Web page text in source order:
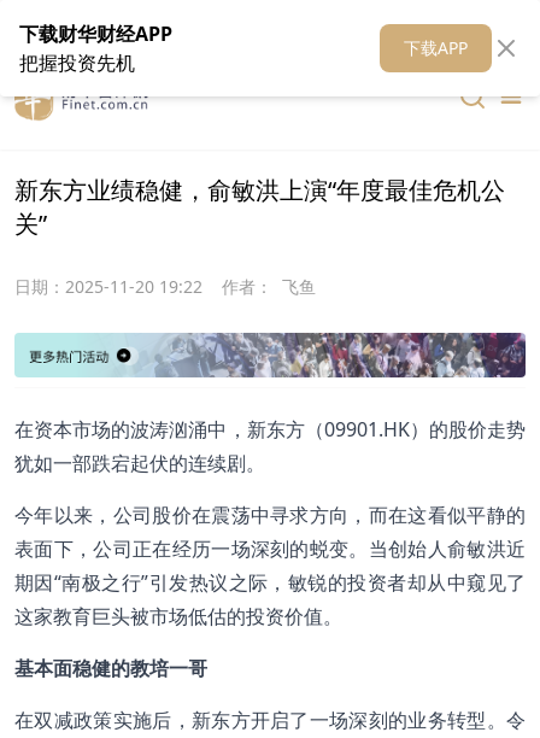
在线客服 关于我们 财华媒体矩阵 财华智库
新东方业绩稳健，俞敏洪上演“年度最佳危机公
关”
日期： 2025-11-20 19:22 作者： 飞鱼
在资本市场的波涛汹涌中，新东方（09901.HK）的股价走势
犹如一部跌宕起伏的连续剧。
今年以来，公司股价在震荡中寻求方向，而在这看似平静的
表面下，公司正在经历一场深刻的蜕变。当创始人俞敏洪近
期因“南极之行”引发热议之际，敏锐的投资者却从中窥见了
这家教育巨头被市场低估的投资价值。
基本面稳健的教培一哥
在双减政策实施后，新东方开启了一场深刻的业务转型。令
下载财华财经APP
把握投资先机
下载APP